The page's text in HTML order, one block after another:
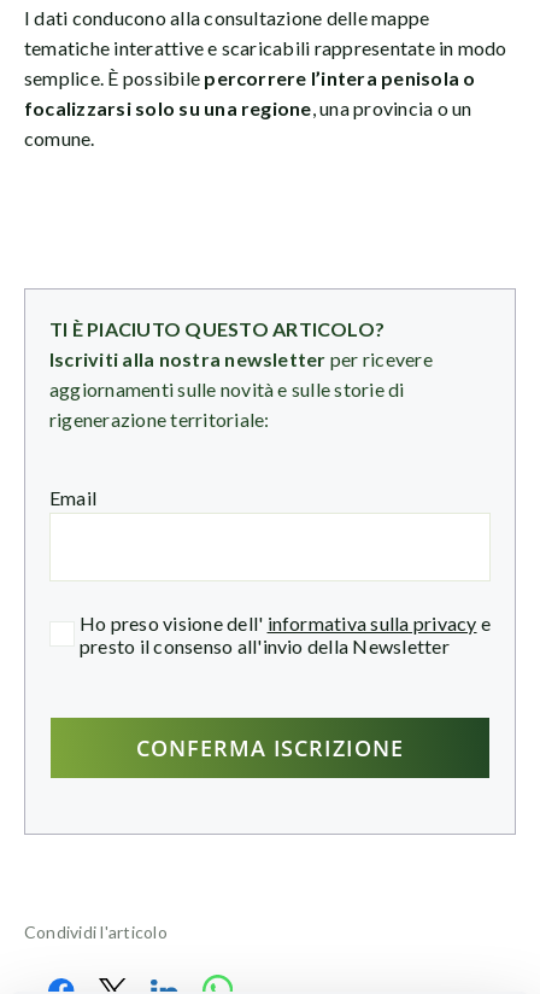
I dati conducono alla consultazione delle mappe
tematiche interattive e scaricabili rappresentate in modo
semplice. È possibile percorrere l’intera penisola o
focalizzarsi solo su una regione, una provincia o un
comune.
TI È PIACIUTO QUESTO ARTICOLO?
Iscriviti alla nostra newsletter per ricevere
aggiornamenti sulle novità e sulle storie di
rigenerazione territoriale:
Email
Ho preso visione dell' informativa sulla privacy e
presto il consenso all'invio della Newsletter
Condividi l'articolo